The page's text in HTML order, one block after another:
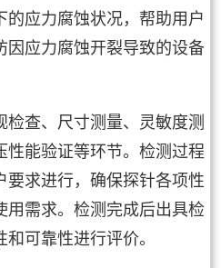
的应力腐蚀状况，帮助用户
因应力腐蚀开裂导致的设备
查、尺寸测量、灵敏度测
性能验证等环节。检测过程
要求进行，确保探针各项性
用需求。检测完成后出具检
可靠性进行评价。